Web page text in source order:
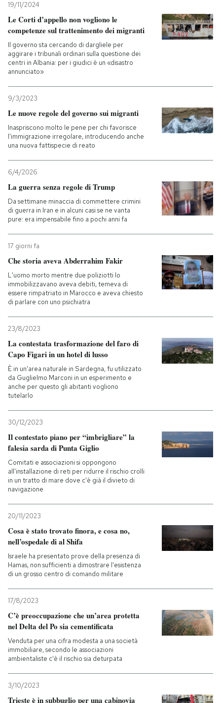
Entra
19/11/2024
Le Corti d’appello non vogliono le
competenze sul trattenimento dei migranti
Il governo sta cercando di dargliele per
aggirare i tribunali ordinari sulla questione dei
centri in Albania: per i giudici è un «disastro
annunciato»
9/3/2023
Le nuove regole del governo sui migranti
Inaspriscono molto le pene per chi favorisce
l'immigrazione irregolare, introducendo anche
una nuova fattispecie di reato
6/4/2026
La guerra senza regole di Trump
Da settimane minaccia di commettere crimini
di guerra in Iran e in alcuni casi se ne vanta
pure: era impensabile fino a pochi anni fa
17 giorni fa
Che storia aveva Abderrahim Fakir
L'uomo morto mentre due poliziotti lo
immobilizzavano aveva debiti, temeva di
essere rimpatriato in Marocco e aveva chiesto
di parlare con uno psichiatra
23/8/2023
La contestata trasformazione del faro di
Capo Figari in un hotel di lusso
È in un'area naturale in Sardegna, fu utilizzato
da Guglielmo Marconi in un esperimento e
anche per questo gli abitanti vogliono
tutelarlo
30/12/2023
Il contestato piano per “imbrigliare” la
falesia sarda di Punta Giglio
Comitati e associazioni si oppongono
all'installazione di reti per ridurre il rischio crolli
in un tratto di mare dove c'è già il divieto di
navigazione
20/11/2023
Cosa è stato trovato finora, e cosa no,
nell’ospedale di al Shifa
Israele ha presentato prove della presenza di
Hamas, non sufficienti a dimostrare l'esistenza
di un grosso centro di comando militare
17/8/2023
C’è preoccupazione che un’area protetta
nel Delta del Po sia cementificata
Venduta per una cifra modesta a una società
immobiliare, secondo le associazioni
ambientaliste c'è il rischio sia deturpata
3/10/2023
Trieste è in subbuglio per una cabinovia